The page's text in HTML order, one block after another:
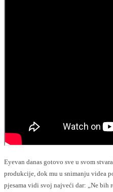
Eyevan danas gotovo sve u svom
produkcije, dok mu u snimanju videa
pjesama vidi svoj najveći dar: „Ne